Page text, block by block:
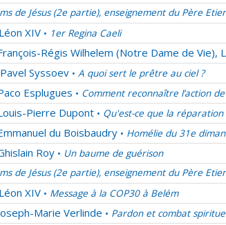
de Jésus (2e partie), enseignement du Père
XIV • 1er Regina Caeli
Régis Wilhelem (Notre Dame de Vie),
Syssoev • A quoi sert le prêtre au ciel ?
Esplugues • Comment reconnaître l’action
Pierre Dupont • Qu'est-ce que la réparation
du Boisbaudry • Homélie du 31e
Roy • Un baume de guérison
de Jésus (2e partie), enseignement du Père
XIV • Message à la COP30 à Belém
Marie Verlinde • Pardon et combat